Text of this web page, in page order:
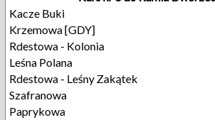
Kacze Buki
Krzemowa [GDY]
Rdestowa - Kolonia
Leśna Polana
Rdestowa - Leśny Zakątek
Szafranowa
Paprykowa